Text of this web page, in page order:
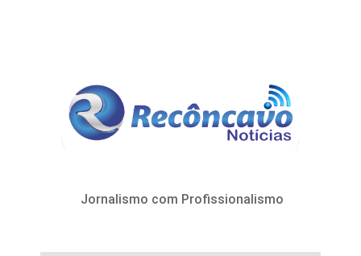
Jornalismo com Profissionalismo